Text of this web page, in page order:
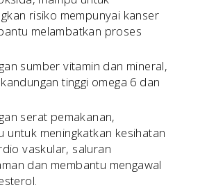
risiko mempunyai kanser
melambatkan proses
sumber vitamin dan mineral,
tinggi omega 6 dan
serat pemakanan,
untuk meningkatkan kesihatan
vaskular, saluran
dan membantu mengawal